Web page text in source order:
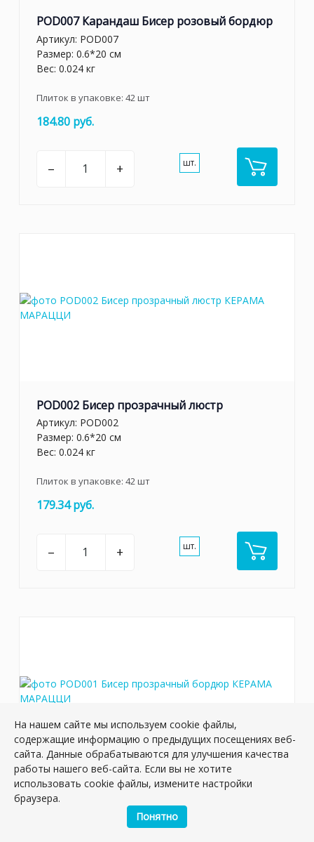
POD007 Карандаш Бисер розовый бордюр
Артикул: POD007
Размер: 0.6*20 см
Вес: 0.024 кг
Плиток в упаковке: 42шт
184.80 руб.
– + шт.
POD002 Бисер прозрачный люстр
Артикул: POD002
Размер: 0.6*20 см
Вес: 0.024 кг
Плиток в упаковке: 42шт
179.34 руб.
– + шт.
POD001 Бисер прозрачный бордюр
Артикул:
На нашем сайте мы используем cookie файлы,
содержащие информацию о предыдущих посещениях веб-
сайта. Данные обрабатываются для улучшения качества
работы нашего веб-сайта. Если вы не хотите
использовать cookie файлы, измените настройки
браузера.
Понятно